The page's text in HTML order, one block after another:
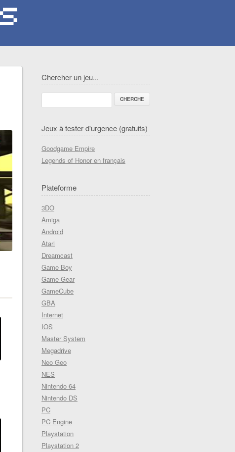
Chercher un jeu...
Jeux à tester d'urgence (gratuits)
Goodgame Empire
Legends of Honor en français
Plateforme
3DO
Amiga
Android
Atari
Dreamcast
Game Boy
Game Gear
GameCube
GBA
Internet
IOS
Master System
Megadrive
Neo Geo
NES
Nintendo 64
Nintendo DS
PC
PC Engine
Playstation
Playstation 2